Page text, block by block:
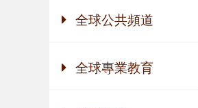
全球公共頻道
全球專業教育